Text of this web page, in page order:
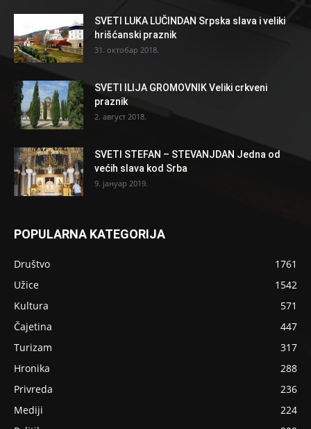
SVETI LUKA LUČINDAN Srpska slava i veliki
hrišćanski praznik
31. октобар 2018.
SVETI ILIJA GROMOVNIK Veliki crkveni
praznik
2. август 2018.
SVETI STEFAN – STEVANJDAN Jedna od
većih slava kod Srba
9. јануар 2019.
POPULARNA KATEGORIJA
Društvo
1761
Užice
1542
Kultura
571
Čajetina
447
Turizam
317
Hronika
288
Privreda
236
Mediji
224